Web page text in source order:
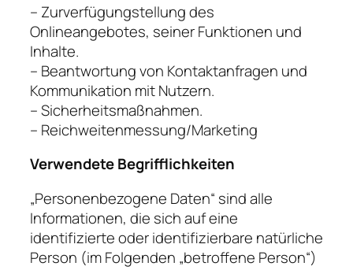
– Zurverfügungstellung des
Onlineangebotes, seiner Funktionen und
Inhalte.
– Beantwortung von Kontaktanfragen und
Kommunikation mit Nutzern.
– Sicherheitsmaßnahmen.
– Reichweitenmessung/Marketing
Verwendete Begrifflichkeiten
„Personenbezogene Daten“ sind alle
Informationen, die sich auf eine
identifizierte oder identifizierbare natürliche
Person (im Folgenden „betroffene Person“)